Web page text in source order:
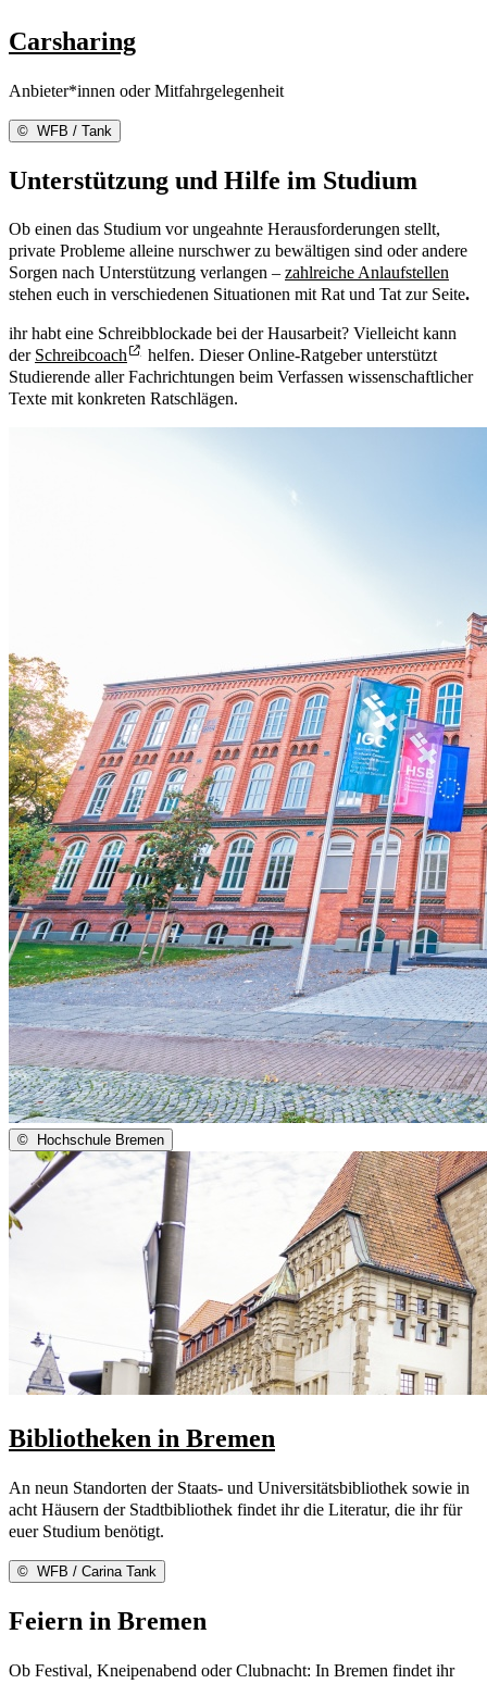
Carsharing
Anbieter*innen oder Mitfahrgelegenheit
© WFB / Tank
Unterstützung und Hilfe im Studium
Ob einen das Studium vor ungeahnte Herausforderungen stellt,
private Probleme alleine nurschwer zu bewältigen sind oder andere
Sorgen nach Unterstützung verlangen – zahlreiche Anlaufstellen
stehen euch in verschiedenen Situationen mit Rat und Tat zur Seite.
ihr habt eine Schreibblockade bei der Hausarbeit? Vielleicht kann
der Schreibcoach
helfen. Dieser Online-Ratgeber unterstützt
Studierende aller Fachrichtungen beim Verfassen wissenschaftlicher
Texte mit konkreten Ratschlägen.
© Hochschule Bremen
Bibliotheken in Bremen
An neun Standorten der Staats- und Universitätsbibliothek sowie in
acht Häusern der Stadtbibliothek findet ihr die Literatur, die ihr für
euer Studium benötigt.
© WFB / Carina Tank
Feiern in Bremen
Ob Festival, Kneipenabend oder Clubnacht: In Bremen findet ihr